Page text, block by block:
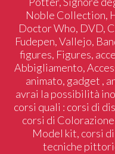
Noble Collection,
Doctor Who, DVD,
Fudepen, Vallejo,
figures, Figures,
Abbigliamento,
animato, gadget ,
avrai la possibilità
corsi quali : corsi di
corsi di
Model kit, corsi
tecniche